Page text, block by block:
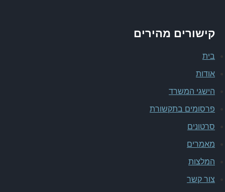
קישורים מהירים
בית
אודות
הישגי המשרד
פרסומים בתקשורת
סרטונים
מאמרים
המלצות
צור קשר